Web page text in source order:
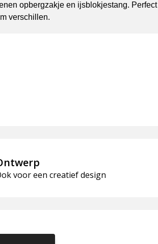
opbergzakje en ijsblokjestang.
verschillen.
voor een creatief design